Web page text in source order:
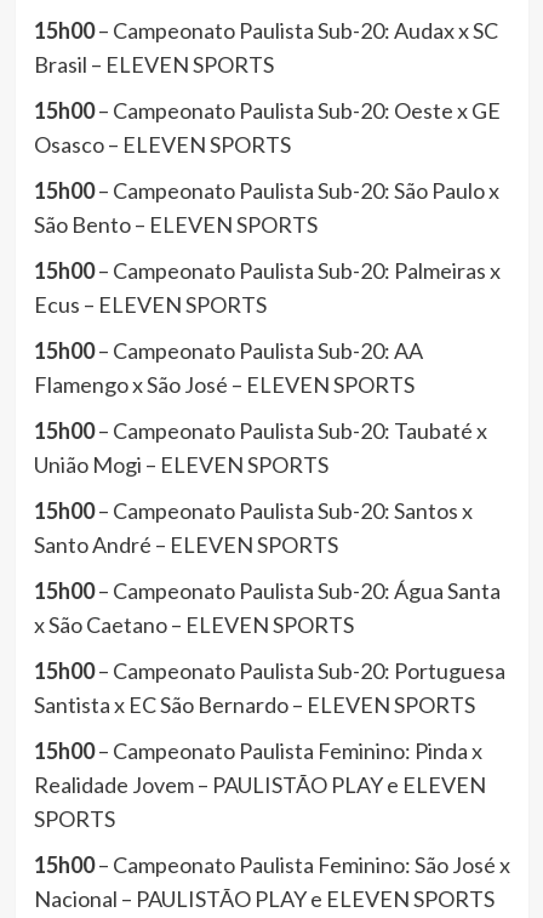
15h00– Campeonato Paulista Sub-20: Audax x SC
Brasil – ELEVEN SPORTS
15h00– Campeonato Paulista Sub-20: Oeste x GE
Osasco – ELEVEN SPORTS
15h00– Campeonato Paulista Sub-20: São Paulo x
São Bento – ELEVEN SPORTS
15h00– Campeonato Paulista Sub-20: Palmeiras x
Ecus – ELEVEN SPORTS
15h00– Campeonato Paulista Sub-20: AA
Flamengo x São José – ELEVEN SPORTS
15h00– Campeonato Paulista Sub-20: Taubaté x
União Mogi – ELEVEN SPORTS
15h00– Campeonato Paulista Sub-20: Santos x
Santo André – ELEVEN SPORTS
15h00– Campeonato Paulista Sub-20: Água Santa
x São Caetano – ELEVEN SPORTS
15h00– Campeonato Paulista Sub-20: Portuguesa
Santista x EC São Bernardo – ELEVEN SPORTS
15h00– Campeonato Paulista Feminino: Pinda x
Realidade Jovem – PAULISTÃO PLAY e ELEVEN
SPORTS
15h00– Campeonato Paulista Feminino: São José x
Nacional – PAULISTÃO PLAY e ELEVEN SPORTS